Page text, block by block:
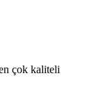
çok kaliteli